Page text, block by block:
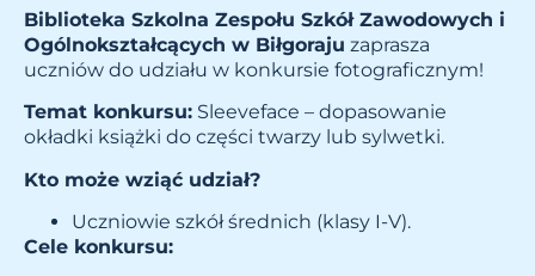
Biblioteka Szkolna Zespołu Szkół Zawodowych i
Ogólnokształcących w Biłgoraju zaprasza
uczniów do udziału w konkursie fotograficznym!
Temat konkursu: Sleeveface – dopasowanie
okładki książki do części twarzy lub sylwetki.
Kto może wziąć udział?
Uczniowie szkół średnich (klasy I-V).
Cele konkursu: